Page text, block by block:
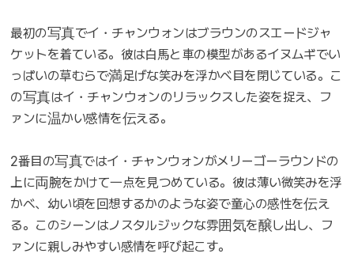
最初の写真でイ・チャンウォンはブラウンのスエードジャ
ケットを着ている。彼は白馬と車の模型があるイヌムギでい
っぱいの草むらで満足げな笑みを浮かべ目を閉じている。こ
の写真はイ・チャンウォンのリラックスした姿を捉え、フ
ァンに温かい感情を伝える。
2番目の写真ではイ・チャンウォンがメリーゴーラウンドの
上に両腕をかけて一点を見つめている。彼は薄い微笑みを浮
かべ、幼い頃を回想するかのような姿で童心の感性を伝え
る。このシーンはノスタルジックな雰囲気を醸し出し、フ
ァンに親しみやすい感情を呼び起こす。